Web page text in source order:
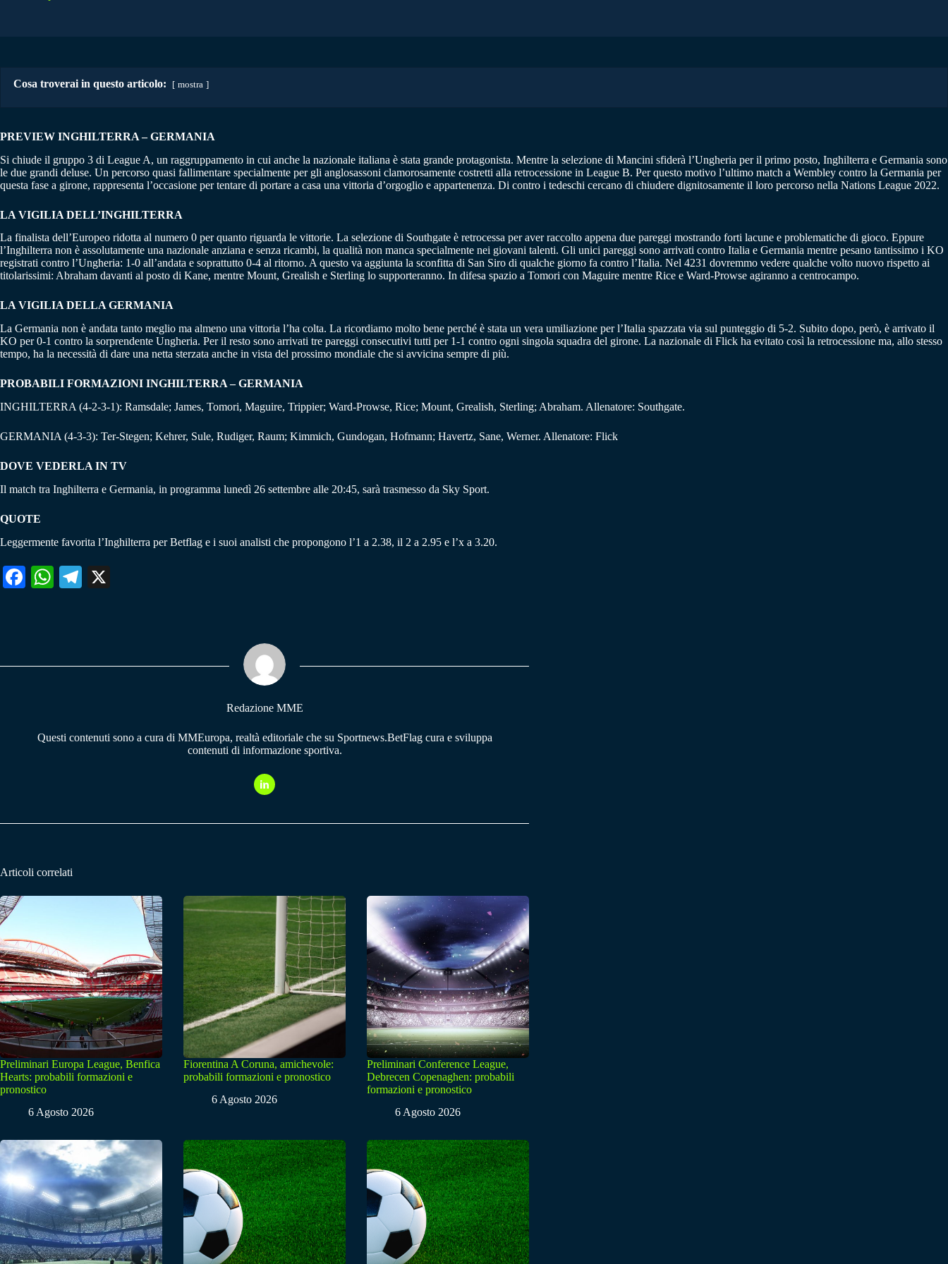
Cosa troverai in questo articolo: mostra
PREVIEW INGHILTERRA – GERMANIA
Si chiude il gruppo 3 di League A, un raggruppamento in cui anche la nazionale italiana è stata grande protagonista. Mentre la selezione di Mancini sfiderà l’Ungheria per il primo posto, Inghilterra e Germania sono
le due grandi deluse. Un percorso quasi fallimentare specialmente per gli anglosassoni clamorosamente costretti alla retrocessione in League B. Per questo motivo l’ultimo match a Wembley contro la Germania per
questa fase a girone, rappresenta l’occasione per tentare di portare a casa una vittoria d’orgoglio e appartenenza. Di contro i tedeschi cercano di chiudere dignitosamente il loro percorso nella Nations League 2022.
LA VIGILIA DELL’INGHILTERRA
La finalista dell’Europeo ridotta al numero 0 per quanto riguarda le vittorie. La selezione di Southgate è retrocessa per aver raccolto appena due pareggi mostrando forti lacune e problematiche di gioco. Eppure
l’Inghilterra non è assolutamente una nazionale anziana e senza ricambi, la qualità non manca specialmente nei giovani talenti. Gli unici pareggi sono arrivati contro Italia e Germania mentre pesano tantissimo i KO
registrati contro l’Ungheria: 1-0 all’andata e soprattutto 0-4 al ritorno. A questo va aggiunta la sconfitta di San Siro di qualche giorno fa contro l’Italia. Nel 4231 dovremmo vedere qualche volto nuovo rispetto ai
titolarissimi: Abraham davanti al posto di Kane, mentre Mount, Grealish e Sterling lo supporteranno. In difesa spazio a Tomori con Maguire mentre Rice e Ward-Prowse agiranno a centrocampo.
LA VIGILIA DELLA GERMANIA
La Germania non è andata tanto meglio ma almeno una vittoria l’ha colta. La ricordiamo molto bene perché è stata un vera umiliazione per l’Italia spazzata via sul punteggio di 5-2. Subito dopo, però, è arrivato il
KO per 0-1 contro la sorprendente Ungheria. Per il resto sono arrivati tre pareggi consecutivi tutti per 1-1 contro ogni singola squadra del girone. La nazionale di Flick ha evitato così la retrocessione ma, allo stesso
tempo, ha la necessità di dare una netta sterzata anche in vista del prossimo mondiale che si avvicina sempre di più.
PROBABILI FORMAZIONI INGHILTERRA – GERMANIA
INGHILTERRA (4-2-3-1): Ramsdale; James, Tomori, Maguire, Trippier; Ward-Prowse, Rice; Mount, Grealish, Sterling; Abraham. Allenatore: Southgate.
GERMANIA (4-3-3): Ter-Stegen; Kehrer, Sule, Rudiger, Raum; Kimmich, Gundogan, Hofmann; Havertz, Sane, Werner. Allenatore: Flick
DOVE VEDERLA IN TV
Il match tra Inghilterra e Germania, in programma lunedì 26 settembre alle 20:45, sarà trasmesso da Sky Sport.
QUOTE
Leggermente favorita l’Inghilterra per Betflag e i suoi analisti che propongono l’1 a 2.38, il 2 a 2.95 e l’x a 3.20.
Fa W
pp
Te
m
Redazione MME
Questi contenuti sono a cura di MMEuropa, realtà editoriale che su Sportnews.BetFlag cura e sviluppa
contenuti di informazione sportiva.
Articoli correlati
Preliminari Europa League, Benfica
Hearts: probabili formazioni e
pronostico
6 Agosto 2026
Fiorentina A Coruna, amichevole:
probabili formazioni e pronostico
6 Agosto 2026
Preliminari Conference League,
Debrecen Copenaghen: probabili
formazioni e pronostico
6 Agosto 2026